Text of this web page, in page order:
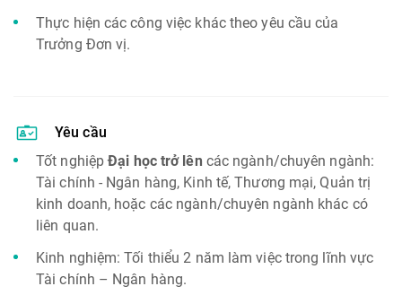
Thực hiện các công việc khác theo yêu cầu của
Trưởng Đơn vị.
Yêu cầu
Tốt nghiệpĐại học trở lên các ngành/chuyên ngành:
Tài chính - Ngân hàng, Kinh tế, Thương mại, Quản trị
kinh doanh, hoặc các ngành/chuyên ngành khác có
liên quan.
Kinh nghiệm: Tối thiểu 2 năm làm việc trong lĩnh vực
Tài chính – Ngân hàng.